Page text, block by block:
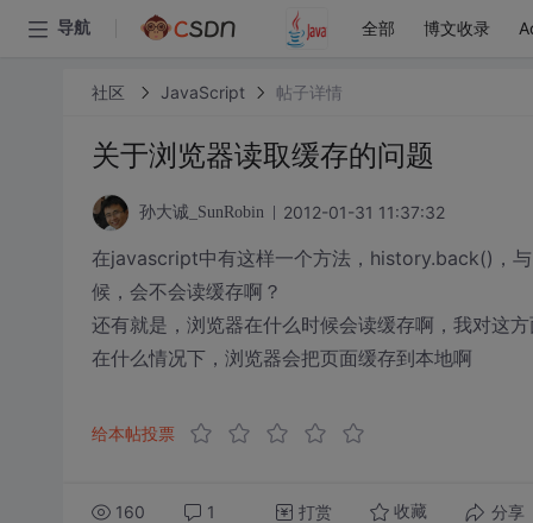
导航 全部 博文收录
社区 JavaScript 帖子详情
关于浏览器读取缓存的问题
孙大诚_SunRobin 2012-01-31 11:37:32
在javascript中有这样一个方法，history.back()，
候，会不会读缓存啊？
还有就是，浏览器在什么时候会读缓存啊，我对这
在什么情况下，浏览器会把页面缓存到本地啊
给本帖投票
160 1 打赏 收藏 分享